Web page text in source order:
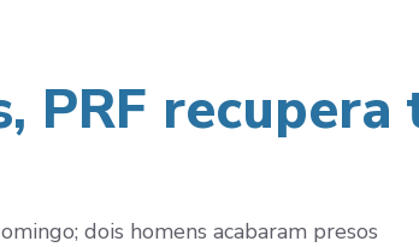
PRF
dois homens acabaram presos